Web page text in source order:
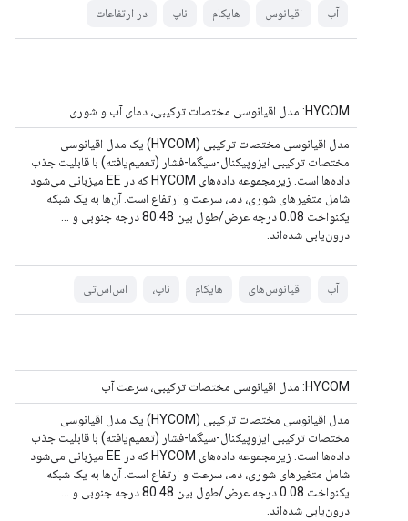
آب اقیانوس هایکام ناپ در ارتفاعات
HYCOM: مدل اقیانوسی مختصات ترکیبی، دمای آب و شوری
مدل اقیانوسی مختصات ترکیبی (HYCOM) یک مدل اقیانوسی
مختصات ترکیبی ایزوپیکنال-سیگما-فشار (تعمیم‌یافته) با قابلیت جذب
داده‌ها است. زیرمجموعه داده‌های HYCOM که در EE میزبانی می‌شود
شامل متغیرهای شوری، دما، سرعت و ارتفاع است. آن‌ها به یک شبکه
یکنواخت 0.08 درجه عرض/طول بین 80.48 درجه جنوبی و ...
درون‌یابی شده‌اند.
آب اقیانوس‌های هایکام ناپ، اس‌اس‌تی
HYCOM: مدل اقیانوسی مختصات ترکیبی، سرعت آب
مدل اقیانوسی مختصات ترکیبی (HYCOM) یک مدل اقیانوسی
مختصات ترکیبی ایزوپیکنال-سیگما-فشار (تعمیم‌یافته) با قابلیت جذب
داده‌ها است. زیرمجموعه داده‌های HYCOM که در EE میزبانی می‌شود
شامل متغیرهای شوری، دما، سرعت و ارتفاع است. آن‌ها به یک شبکه
یکنواخت 0.08 درجه عرض/طول بین 80.48 درجه جنوبی و ...
درون‌یابی شده‌اند.